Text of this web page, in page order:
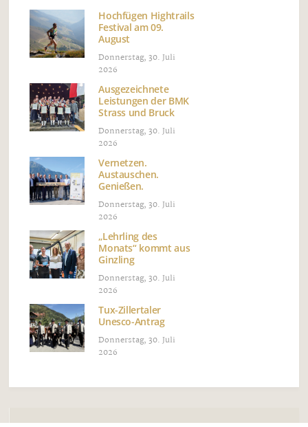
Hochfügen Hightrails
Festival am 09.
August
Donnerstag, 30. Juli
2026
Ausgezeichnete
Leistungen der BMK
Strass und Bruck
Donnerstag, 30. Juli
2026
Vernetzen.
Austauschen.
Genießen.
Donnerstag, 30. Juli
2026
„Lehrling des
Monats“ kommt aus
Ginzling
Donnerstag, 30. Juli
2026
Tux-Zillertaler
Unesco-Antrag
Donnerstag, 30. Juli
2026